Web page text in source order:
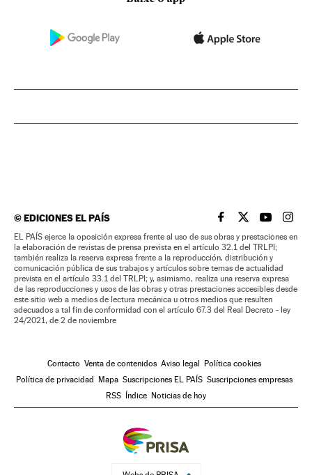
©EDICIONES EL PAÍS EL PAÍS BRASIL EN
EL PAÍSEL PAÍS
EL
EL PAÍS ejerce la oposición expresa frente al uso de sus obras y prestaciones en
la elaboración de revistas de prensa prevista en el artículo 32.1 del TRLPI;
también realiza la reserva expresa frente a la reproducción, distribución y
comunicación pública de sus trabajos y artículos sobre temas de actualidad
prevista en el artículo 33.1 del TRLPI; y, asimismo, realiza una reserva expresa
de las reproducciones y usos de las obras y otras prestaciones accesibles desde
este sitio web a medios de lectura mecánica u otros medios que resulten
adecuados a tal fin de conformidad con el artículo 67.3 del Real Decreto - ley
24/2021, de 2 de noviembre
Contacto Venta de contenidos Aviso legal Política cookies
Política de privacidad Mapa Suscripciones EL PAÍS Suscripciones empresas
RSS Índice Noticias de hoy